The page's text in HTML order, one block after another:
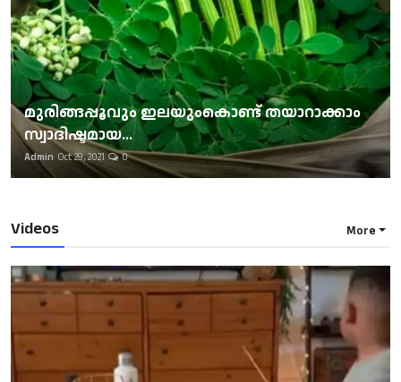
മുരിങ്ങപ്പൂവും ഇലയുംകൊണ്ട് തയാറാക്കാം
സ്വാദിഷ്ടമായ...
Admin Oct 29, 2021 0
Videos More